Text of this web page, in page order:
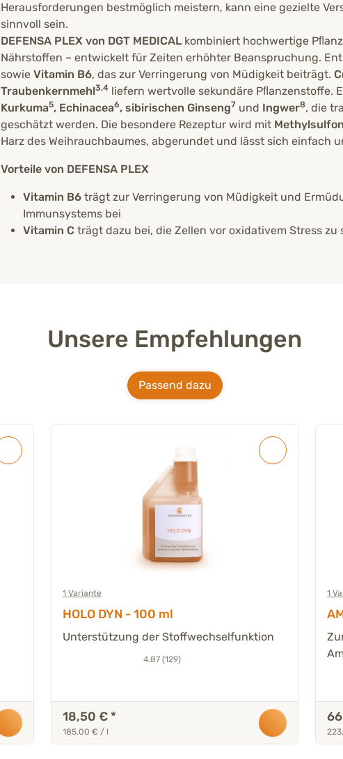
Herausforderungen bestmöglich meistern, kann eine gezielte
sinnvoll sein.
DEFENSA PLEX von DGT MEDICAL kombiniert hochwertige
Nährstoffen – entwickelt für Zeiten erhöhter Beanspruchung.
sowie Vitamin B6, das zur Verringerung von Müdigkeit beiträgt.
Traubenkernmehl3,4 liefern wertvolle sekundäre Pﬂanzenstoffe.
Kurkuma5, Echinacea6, sibirischen Ginseng7 und Ingwer8, die
geschätzt werden. Die besondere Rezeptur wird mit
Harz des Weihrauchbaumes, abgerundet und lässt sich einfach
Vorteile von DEFENSA PLEX
Vitamin B6 trägt zur Verringerung von Müdigkeit und
Immunsystems bei
Vitamin C trägt dazu bei, die Zellen vor oxidativem Stress zu
Unsere Empfehlungen
Passend dazu
1 Variante
HOLO DYN - 100 ml
Unterstützung der Stoffwechselfunktion
4.87 (129)
18,50 € *
185,00 € / l
1